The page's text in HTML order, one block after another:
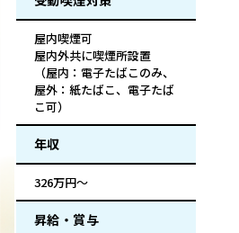
屋内喫煙可
屋内外共に喫煙所設置
（屋内：電子たばこのみ、
屋外：紙たばこ、電子たば
こ可）
年収
326万円～
昇給・賞与